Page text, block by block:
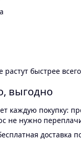
растут быстрее
выгодно
каждую покупку:
не нужно
доставка